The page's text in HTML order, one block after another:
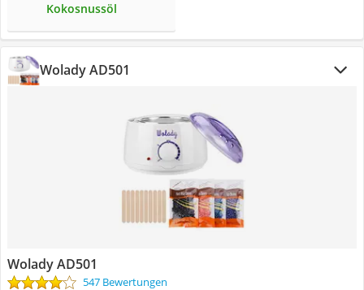
Kokosnussöl
Wolady AD501
Wolady AD501
547 Bewertungen